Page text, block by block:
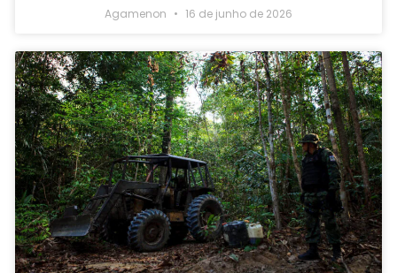
Agamenon 16 de junho de 2026